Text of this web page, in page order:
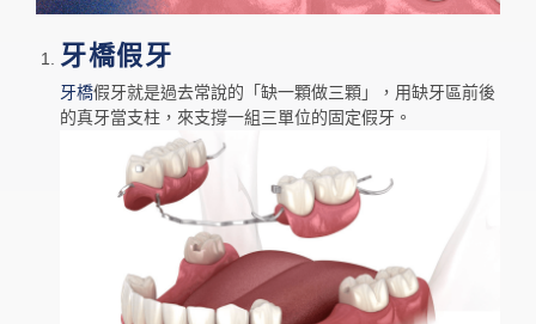
牙橋假牙
牙橋假牙就是過去常說的「缺一顆做三顆」，用缺牙區前後
的真牙當支柱，來支撐一組三單位的固定假牙。